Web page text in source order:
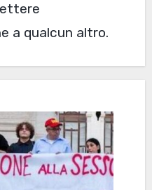
a qualcun altro.